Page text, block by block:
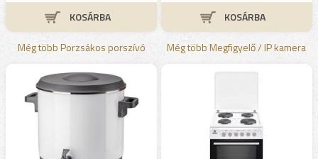
Még több Porzsákos porszívó Még több Megfigyelő / IP kamera